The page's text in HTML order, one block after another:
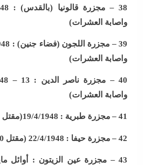
38 –
واصابة العشرات)
39 –
واصابة العشرات)
40 –
واصابة العشرات)
41 – مجزرة طبرية : 19/4/1948(مقتل 14
42 – مجزرة حيفا : 22/4/1948 (مقتل 100 وجرح 200
43 –